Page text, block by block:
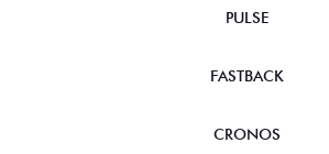
PULSE
FASTBACK
CRONOS